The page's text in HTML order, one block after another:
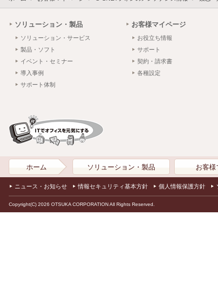
ソリューション・製品
ソリューション・サービス
製品・ソフト
イベント・セミナー
導入事例
サポート体制
お客様マイページ
お役立ち情報
サポート
契約・請求書
各種設定
ホーム ソリューション・製品 お客様
ニュース・お知らせ 情報セキュリティ基本方針 個人情報保護方針
Copyright(C) 2026 OTSUKA CORPORATION All Rights Reserved.